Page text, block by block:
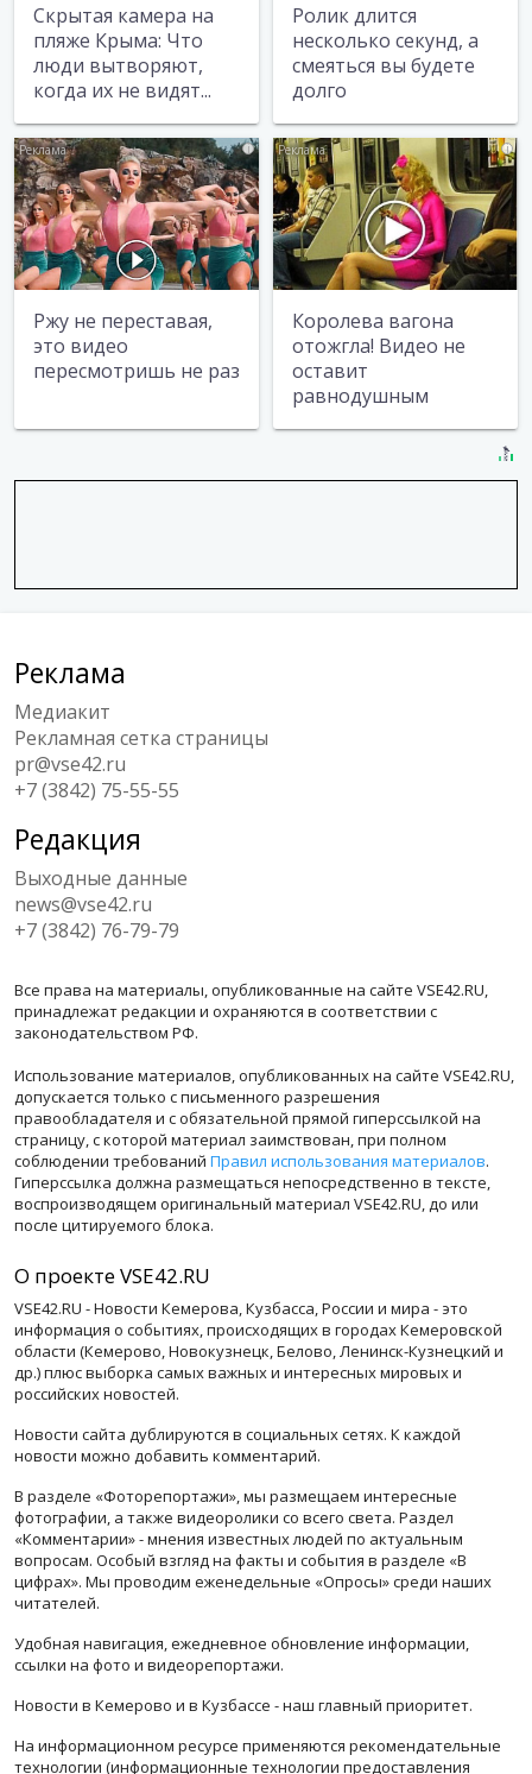
Скрытая камера на
пляже Крыма: Что
люди вытворяют,
когда их не видят...
Ролик длится
несколько секунд, а
смеяться вы будете
долго
i
Ржу не переставая,
это видео
пересмотришь не раз
i
Королева вагона
отожгла! Видео не
оставит
равнодушным
Реклама
Медиакит
Рекламная сетка страницы
pr@vse42.ru
+7 (3842) 75-55-55
Редакция
Выходные данные
news@vse42.ru
+7 (3842) 76-79-79
Все права на материалы, опубликованные на сайте VSE42.RU,
принадлежат редакции и охраняются в соответствии с
законодательством РФ.
Использование материалов, опубликованных на сайте VSE42.RU,
допускается только с письменного разрешения
правообладателя и с обязательной прямой гиперссылкой на
страницу, с которой материал заимствован, при полном
соблюдении требований Правил использования материалов.
Гиперссылка должна размещаться непосредственно в тексте,
воспроизводящем оригинальный материал VSE42.RU, до или
после цитируемого блока.
О проекте VSE42.RU
VSE42.RU - Новости Кемерова, Кузбасса, России и мира - это
информация о событиях, происходящих в городах Кемеровской
области (Кемерово, Новокузнецк, Белово, Ленинск-Кузнецкий и
др.) плюс выборка самых важных и интересных мировых и
российских новостей.
Новости сайта дублируются в социальных сетях. К каждой
новости можно добавить комментарий.
В разделе «Фоторепортажи», мы размещаем интересные
фотографии, а также видеоролики со всего света. Раздел
«Комментарии» - мнения известных людей по актуальным
вопросам. Особый взгляд на факты и события в разделе «В
цифрах». Мы проводим еженедельные «Опросы» среди наших
читателей.
Удобная навигация, ежедневное обновление информации,
ссылки на фото и видеорепортажи.
Новости в Кемерово и в Кузбассе - наш главный приоритет.
На информационном ресурсе применяются рекомендательные
технологии (информационные технологии предоставления